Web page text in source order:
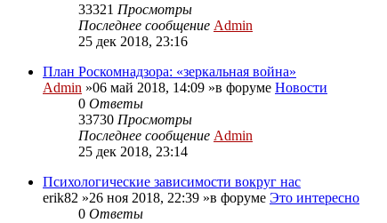
33321 Просмотры
Последнее сообщение Admin
25 дек 2018, 23:16
План Роскомнадзора: «зеркальная война»
Admin »06 май 2018, 14:09 »в форуме Новости
0 Ответы
33730 Просмотры
Последнее сообщение Admin
25 дек 2018, 23:14
Психологические зависимости вокруг нас
erik82 »26 ноя 2018, 22:39 »в форуме Это интересно
0 Ответы